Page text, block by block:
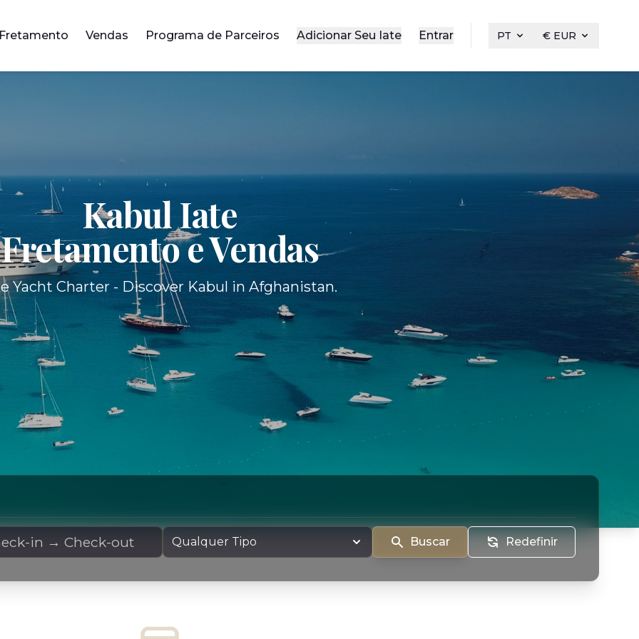
Vendas Programa de Parceiros Adicionar Seu Iate Entrar PT € EUR
Kabul Iate
Fretamento e Vendas
Yacht Charter - Discover Kabul in Afghanistan.
Tipo de Iate
Buscar Redefinir